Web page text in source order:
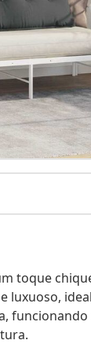
toque
luxuoso,